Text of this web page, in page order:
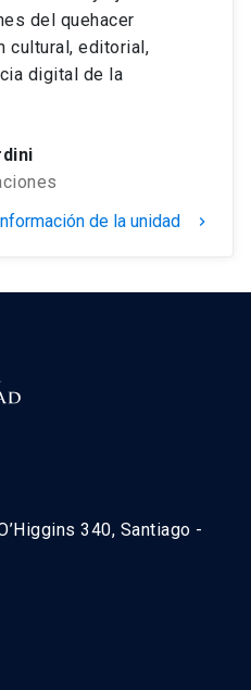
del quehacer
cultural, editorial,
digital de la
de la unidad
keyboard_arrow_right
340, Santiago -